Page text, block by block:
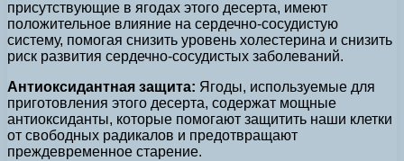
присутствующие в ягодах этого десерта, имеют
положительное влияние на сердечно-сосудистую
систему, помогая снизить уровень холестерина и снизить
риск развития сердечно-сосудистых заболеваний.
Антиоксидантная защита: Ягоды, используемые для
приготовления этого десерта, содержат мощные
антиоксиданты, которые помогают защитить наши клетки
от свободных радикалов и предотвращают
преждевременное старение.